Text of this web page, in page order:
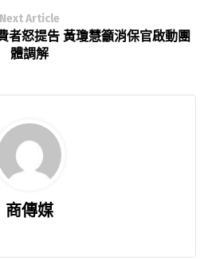
Next Article
者怒提告 黃瓊慧籲消保官啟動團
體調解
商傳媒